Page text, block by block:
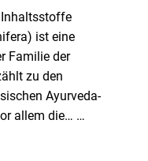
Inhaltsstoffe
ist eine
Familie der
zu den
Ayurveda-
allem die… …